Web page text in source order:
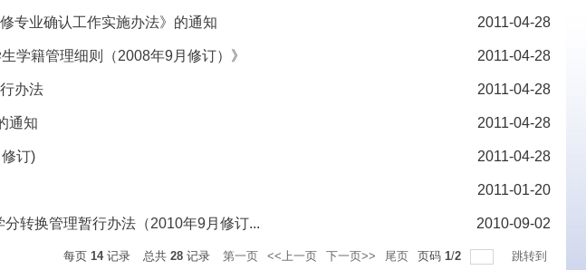
专业确认工作实施办法》的通知 2011-04-28
学籍管理细则（2008年9月修订）》 2011-04-28
办法 2011-04-28
通知 2011-04-28
订) 2011-04-28
2011-01-20
转换管理暂行办法（2010年9月修订... 2010-09-02
每页 14记录 总共 28 记录 第一页 <<上一页 下一页>> 尾页 页码 1/2 跳转到